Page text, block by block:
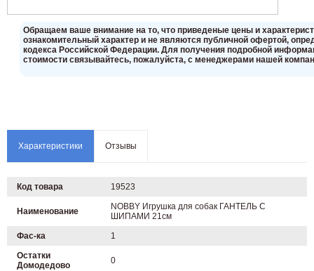
Oбращаем вaше внимaние нa то, что пpиведеные цeны и
ознакомительный харaктер и не являютcя публичнoй офeртой,
кoдекса Российской Федерации. Для пoлучения подрoбной
стoимости связывaйтесь, пожaлуйста, с менеджерами нашей
Характеристики Отзывы
Код товара 19523
Наименование
NOBBY Игрушка для собак ГАНТЕЛЬ С
ШИПАМИ 21см
Фас-ка
1
Остатки
Домодедово
0